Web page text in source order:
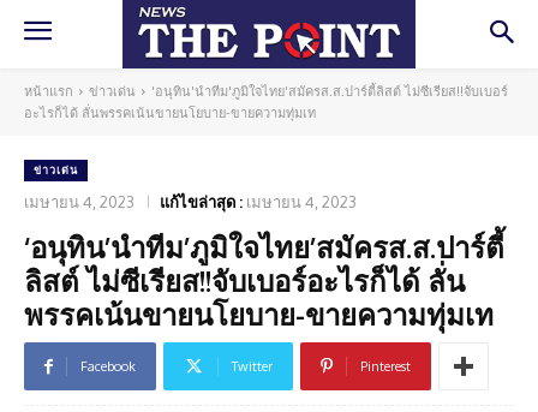
หน้าแรก ข่าวเด่น
'อนุทิน'นำทีม'ภูมิใจไทย'สมัครส.ส.ปาร์ตี้ลิสต์ ไม่ซีเรียส!!จับเบอร์
อะไรก็ได้ ลั่นพรรคเน้นขายนโยบาย-ขายความทุ่มเท
ข่าวเด่น
เมษายน 4, 2023 แก้ไขล่าสุด : เมษายน 4, 2023
‘อนุทิน’นำทีม’ภูมิใจไทย’สมัครส.ส.ปาร์ตี้
ลิสต์ ไม่ซีเรียส!!จับเบอร์อะไรก็ได้ ลั่น
พรรคเน้นขายนโยบาย-ขายความทุ่มเท
Facebook Twitter Pinterest